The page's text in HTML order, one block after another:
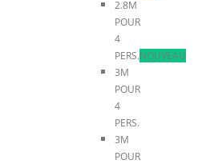
2.8M
POUR
4
PERS.NOUVEAU
3M
POUR
4
PERS.
3M
POUR